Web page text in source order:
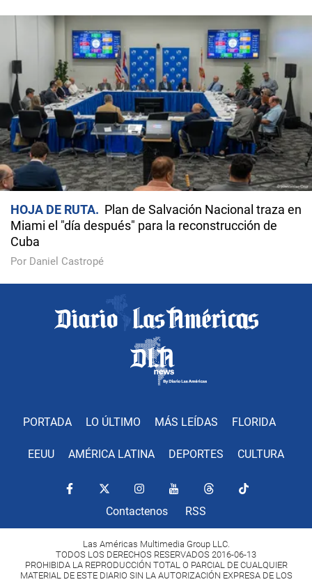
HOJA DE RUTA
Plan de Salvación Nacional traza en
Miami el "día después" para la reconstrucción de
Cuba
Por Daniel Castropé
PORTADA LO ÚLTIMO MÁS LEÍDAS FLORIDA
EEUU AMÉRICA LATINA DEPORTES CULTURA
Contactenos RSS
Las Américas Multimedia Group LLC.
TODOS LOS DERECHOS RESERVADOS 2016-06-13
PROHIBIDA LA REPRODUCCIÓN TOTAL O PARCIAL DE CUALQUIER
MATERIAL DE ESTE DIARIO SIN LA AUTORIZACIÓN EXPRESA DE LOS